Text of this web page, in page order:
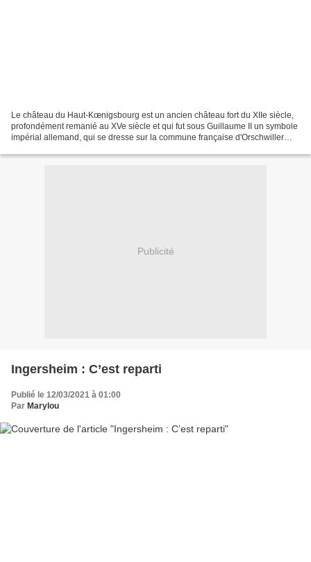
Le château du Haut-Kœnigsbourg est un ancien château fort du XIIe siècle,
profondément remanié au XVe siècle et qui fut sous Guillaume II un symbole
impérial allemand, qui se dresse sur la commune française d'Orschwiller
Publicité
Ingersheim : C’est reparti
Publié le 12/03/2021 à 01:00
Par Marylou